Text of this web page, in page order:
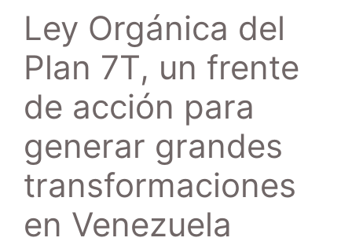
Ley Orgánica del
Plan 7T, un frente
de acción para
generar grandes
transformaciones
en Venezuela